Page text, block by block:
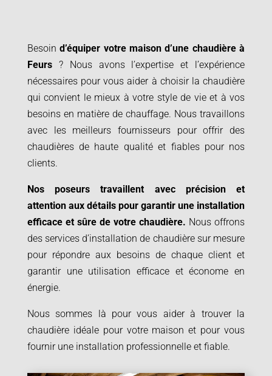
Besoind’équiper votre maison d’une chaudière à
Feurs ? Nous avons l’expertise et l’expérience
nécessaires pour vous aider à choisir la chaudière
qui convient le mieux à votre style de vie et à vos
besoins en matière de chauffage. Nous travaillons
avec les meilleurs fournisseurs pour offrir des
chaudières de haute qualité et fiables pour nos
clients.
Nos poseurs travaillent avec précision et
attention aux détails pour garantir une installation
efficace et sûre de votre chaudière. Nous offrons
des services d’installation de chaudière sur mesure
pour répondre aux besoins de chaque client et
garantir une utilisation efficace et économe en
énergie.
Nous sommes là pour vous aider à trouver la
chaudière idéale pour votre maison et pour vous
fournir une installation professionnelle et fiable.